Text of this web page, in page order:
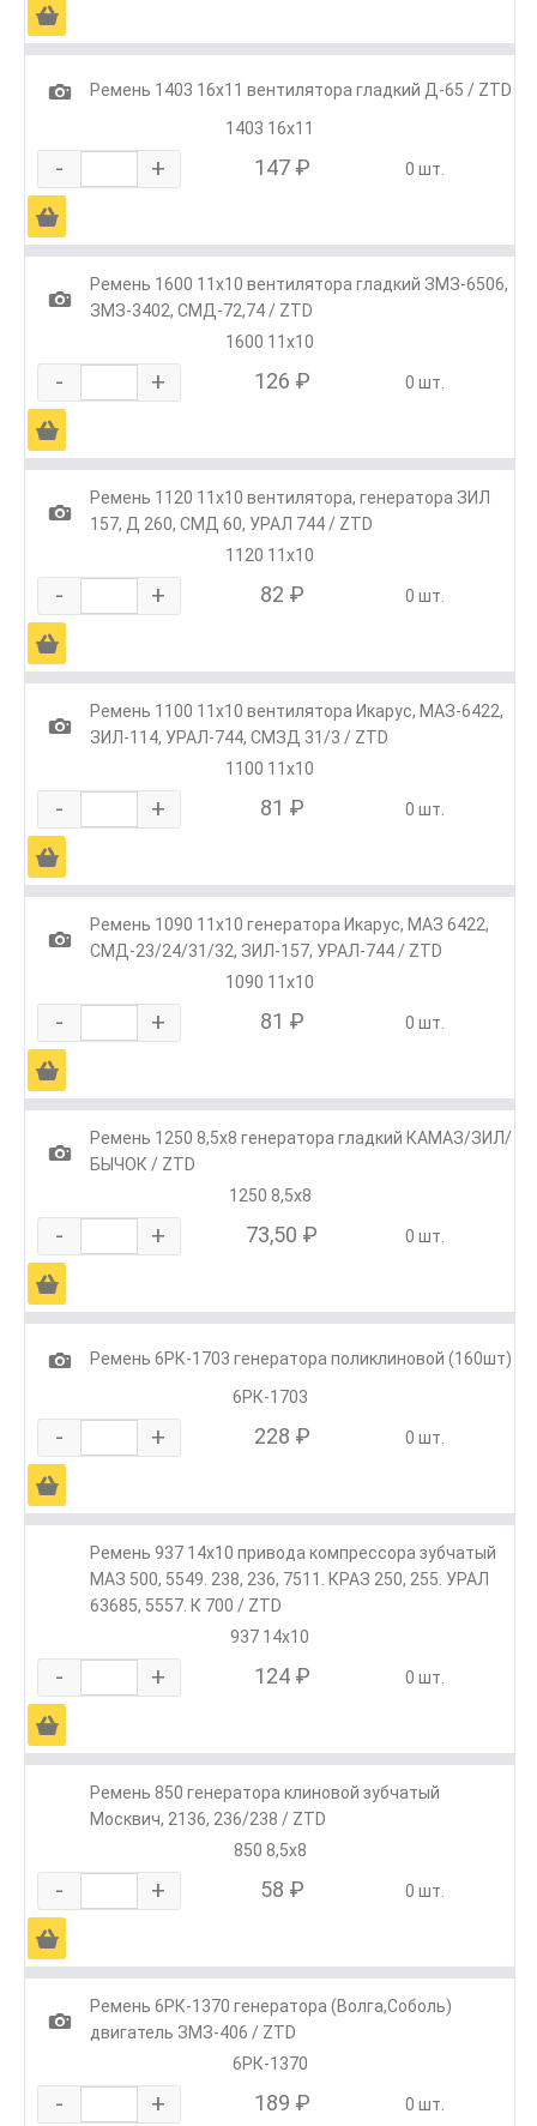
Ä
1
Ремень 1403 16x11 вентилятора гладкий Д-65 / ZTD
1403 16х11
- + 147 ₽ 0 шт.
Ä
1
Ремень 1600 11х10 вентилятора гладкий ЗМЗ-6506,
ЗМЗ-3402, СМД-72,74 / ZTD
1600 11х10
- + 126 ₽ 0 шт.
Ä
1
Ремень 1120 11x10 вентилятора, генератора ЗИЛ
157, Д 260, СМД 60, УРАЛ 744 / ZTD
1120 11x10
- + 82 ₽ 0 шт.
Ä
1
Ремень 1100 11x10 вентилятора Икарус, МАЗ-6422,
ЗИЛ-114, УРАЛ-744, СМЗД 31/3 / ZTD
1100 11x10
- + 81 ₽ 0 шт.
Ä
1
Ремень 1090 11x10 генератора Икарус, МАЗ 6422,
СМД-23/24/31/32, ЗИЛ-157, УРАЛ-744 / ZTD
1090 11x10
- + 81 ₽ 0 шт.
Ä
1
Ремень 1250 8,5х8 генератора гладкий КАМАЗ/ЗИЛ/
БЫЧОК / ZTD
1250 8,5х8
- + 73,50 ₽ 0 шт.
Ä
1
Ремень 6РК-1703 генератора поликлиновой (160шт)
6РК-1703
- + 228 ₽ 0 шт.
Ä
Ремень 937 14х10 привода компрессора зубчатый
МАЗ 500, 5549. 238, 236, 7511. КРАЗ 250, 255. УРАЛ
63685, 5557. К 700 / ZTD
937 14х10
- + 124 ₽ 0 шт.
Ä
Ремень 850 генератора клиновой зубчатый
Москвич, 2136, 236/238 / ZTD
850 8,5х8
- + 58 ₽ 0 шт.
Ä
1
Ремень 6РК-1370 генератора (Волга,Соболь)
двигатель ЗМЗ-406 / ZTD
6РК-1370
- + 189 ₽ 0 шт.